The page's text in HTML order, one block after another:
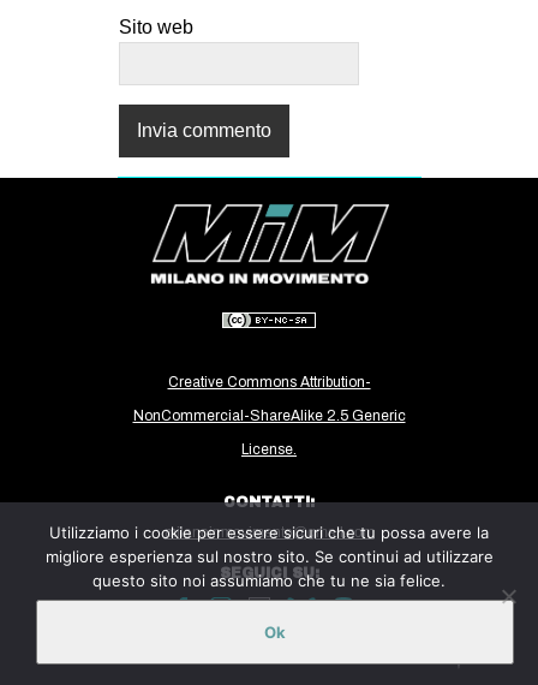
Sito web
Creative Commons Attribution-
NonCommercial-ShareAlike 2.5 Generic
License.
CONTATTI:
milanoinmovimento@gmail.com
SEGUICI SU:
Utilizziamo i cookie per essere sicuri che tu possa avere la
migliore esperienza sul nostro sito. Se continui ad utilizzare
questo sito noi assumiamo che tu ne sia felice.
Ok